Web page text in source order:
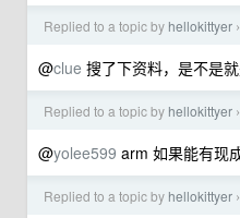
Replied to a topic by hellokittyer ›
@clue 搜了下资料，是不是
Replied to a topic by hellokittyer ›
@yolee599 arm 如果能有现
Replied to a topic by hellokittyer ›